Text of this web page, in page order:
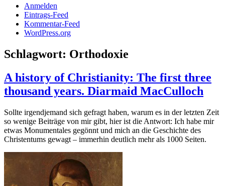
Anmelden
Eintrags-Feed
Kommentar-Feed
WordPress.org
Schlagwort: Orthodoxie
A history of Christianity: The first three
thousand years. Diarmaid MacCulloch
Sollte irgendjemand sich gefragt haben, warum es in der letzten Zeit
so wenige Beiträge von mir gibt, hier ist die Antwort: Ich habe mir
etwas Monumentales gegönnt und mich an die Geschichte des
Christentums gewagt – immerhin deutlich mehr als 1000 Seiten.